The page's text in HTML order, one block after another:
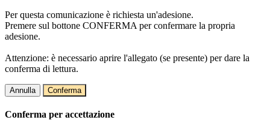
Per questa comunicazione è richiesta un'adesione.
Premere sul bottone CONFERMA per confermare la propria
adesione.
Attenzione: è necessario aprire l'allegato (se presente) per dare la
conferma di lettura.
Annulla Conferma
Conferma per accettazione